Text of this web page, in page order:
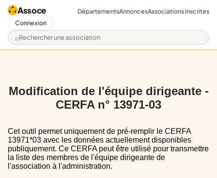
Assoce
Rechercher une association
DépartementsAnnoncesAssociations inscrites
Connexion
Modification de l'équipe dirigeante -
CERFA n° 13971-03
Cet outil permet uniquement de pré-remplir le CERFA
13971*03 avec les données actuellement disponibles
publiquement. Ce CERFA peut être utilisé pour transmettre
la liste des membres de l'équipe dirigeante de
l'association à l'administration.